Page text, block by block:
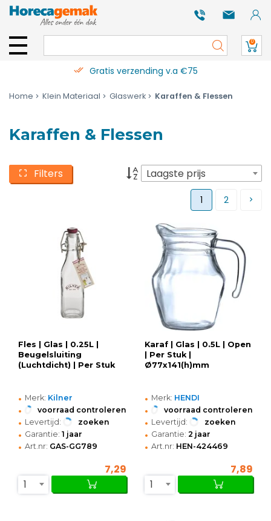
0
Gratis verzending v.a €75
Home Klein Materiaal Glaswerk Karaffen & Flessen
Karaffen & Flessen
Filters Laagste prijs
1 2
Fles | Glas | 0.25L |
Beugelsluiting
(Luchtdicht) | Per Stuk
• Merk: Kilner
• voorraad controleren
• Levertijd: zoeken
• Garantie: 1 jaar
• Art.nr: GAS-GG789
7,29
1
Karaf | Glas | 0.5L | Open
| Per Stuk |
Ø77x141(h)mm
• Merk: HENDI
• voorraad controleren
• Levertijd: zoeken
• Garantie: 2 jaar
• Art.nr: HEN-424469
7,89
1